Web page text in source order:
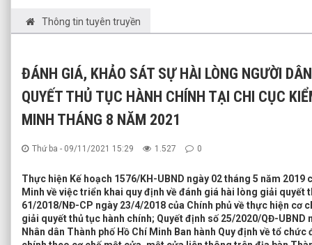
Thông tin tuyên truyền
ĐÁNH GIÁ, KHẢO SÁT SỰ HÀI LÒNG NGƯỜI
QUYẾT THỦ TỤC HÀNH CHÍNH TẠI CHI CỤC
MINH THÁNG 8 NĂM 2021
Thứ ba - 09/11/2021 15:29 1.527 0
Thực hiện Kế hoạch 1576/KH-UBND ngày 02 tháng 5 năm 2019
Minh về việc triển khai quy định về đánh giá hài lòng giải quyết
61/2018/NĐ-CP ngày 23/4/2018 của Chính phủ về thực hiện cơ
giải quyết thủ tục hành chính; Quyết định số 25/2020/QĐ-UBND
Nhân dân Thành phố Hồ Chí Minh Ban hành Quy định về tổ